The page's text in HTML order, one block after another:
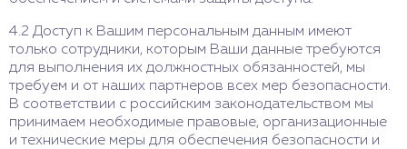
4.2 Доступ к Вашим персональным данным имеют
только сотрудники, которым Ваши данные требуются
для выполнения их должностных обязанностей, мы
требуем и от наших партнеров всех мер безопасности.
В соответствии с российским законодательством мы
принимаем необходимые правовые, организационные
и технические меры для обеспечения безопасности и